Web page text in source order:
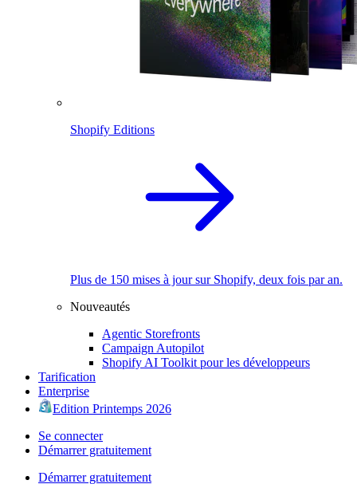
Shopify Editions
Plus de 150 mises à jour sur Shopify, deux fois par an.
Nouveautés
Agentic Storefronts
Campaign Autopilot
Shopify AI Toolkit pour les développeurs
Tarification
Enterprise
Edition Printemps 2026
Se connecter
Démarrer gratuitement
Démarrer gratuitement